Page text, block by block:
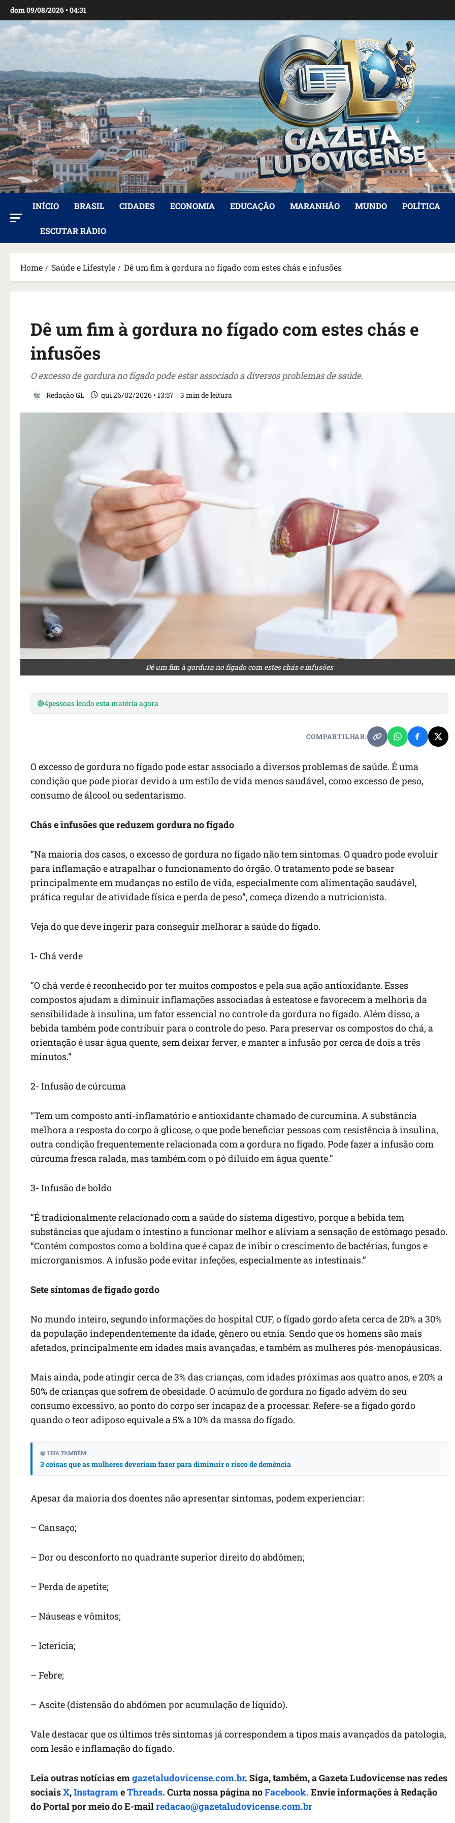
para
dom 09/08/2026 • 04:31
INÍCIO BRASIL CIDADES ECONOMIA EDUCAÇÃO MARANHÃO MUNDO POLÍTICA
ESCUTAR RÁDIO
Home Saúde e Lifestyle Dê um fim à gordura no fígado com estes chás e infusões
Dê um fim à gordura no fígado com estes chás e
infusões
O excesso de gordura no fígado pode estar associado a diversos problemas de saúde.
Redação GL qui 26/02/2026 • 13:57 3 min de leitura
Dê um fim à gordura no fígado com estes chás e infusões
🟢4pessoas lendo esta matéria agora
COMPARTILHAR:
O excesso de gordura no fígado pode estar associado a diversos problemas de saúde. É uma
condição que pode piorar devido a um estilo de vida menos saudável, como excesso de peso,
consumo de álcool ou sedentarismo.
Chás e infusões que reduzem gordura no fígado
“Na maioria dos casos, o excesso de gordura no fígado não tem sintomas. O quadro pode evoluir
para inflamação e atrapalhar o funcionamento do órgão. O tratamento pode se basear
principalmente em mudanças no estilo de vida, especialmente com alimentação saudável,
prática regular de atividade física e perda de peso”, começa dizendo a nutricionista.
Veja do que deve ingerir para conseguir melhorar a saúde do fígado.
1- Chá verde
“O chá verde é reconhecido por ter muitos compostos e pela sua ação antioxidante. Esses
compostos ajudam a diminuir inflamações associadas à esteatose e favorecem a melhoria da
sensibilidade à insulina, um fator essencial no controle da gordura no fígado. Além disso, a
bebida também pode contribuir para o controle do peso. Para preservar os compostos do chá, a
orientação é usar água quente, sem deixar ferver, e manter a infusão por cerca de dois a três
minutos.”
2- Infusão de cúrcuma
“Tem um composto anti-inflamatório e antioxidante chamado de curcumina. A substância
melhora a resposta do corpo à glicose, o que pode beneficiar pessoas com resistência à insulina,
outra condição frequentemente relacionada com a gordura no fígado. Pode fazer a infusão com
cúrcuma fresca ralada, mas também com o pó diluído em água quente.”
3- Infusão de boldo
“É tradicionalmente relacionado com a saúde do sistema digestivo, porque a bebida tem
substâncias que ajudam o intestino a funcionar melhor e aliviam a sensação de estômago pesado.
“Contém compostos como a boldina que é capaz de inibir o crescimento de bactérias, fungos e
microrganismos. A infusão pode evitar infeções, especialmente as intestinais.”
Sete sintomas de fígado gordo
No mundo inteiro, segundo informações do hospital CUF, o fígado gordo afeta cerca de 20% a 30%
da população independentemente da idade, gênero ou etnia. Sendo que os homens são mais
afetados, principalmente em idades mais avançadas, e também as mulheres pós-menopáusicas.
Mais ainda, pode atingir cerca de 3% das crianças, com idades próximas aos quatro anos, e 20% a
50% de crianças que sofrem de obesidade. O acúmulo de gordura no fígado advém do seu
consumo excessivo, ao ponto do corpo ser incapaz de a processar. Refere-se a fígado gordo
quando o teor adiposo equivale a 5% a 10% da massa do fígado.
📖 LEIA TAMBÉM:
3 coisas que as mulheres deveriam fazer para diminuir o risco de demência
Apesar da maioria dos doentes não apresentar sintomas, podem experienciar:
– Cansaço;
– Dor ou desconforto no quadrante superior direito do abdômen;
– Perda de apetite;
– Náuseas e vômitos;
– Icterícia;
– Febre;
– Ascite (distensão do abdómen por acumulação de líquido).
Vale destacar que os últimos três sintomas já correspondem a tipos mais avançados da patologia,
com lesão e inflamação do fígado.
Leia outras notícias emgazetaludovicense.com.br. Siga, também, a Gazeta Ludovicense nas redes
sociaisX,InstagrameThreads. Curta nossa página noFacebook. Envie informações à Redação
do Portal por meio do E-mailredacao@gazetaludovicense.com.br